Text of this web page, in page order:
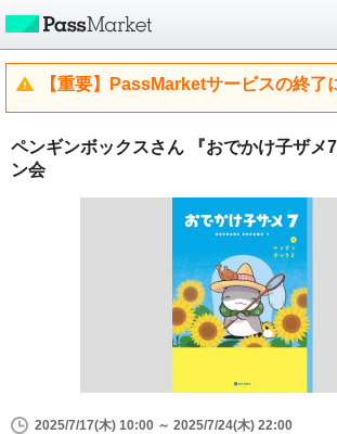
【重要】PassMarketサービスの終了
ペンギンボックスさん 『おでかけ子ザメ
ン会
2025/7/17(木) 10:00 ～ 2025/7/24(木) 22:00